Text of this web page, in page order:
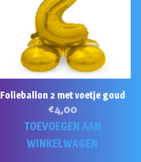
Folieballon 2 met voetje goud
€4,00
TOEVOEGEN AAN
WINKELWAGEN